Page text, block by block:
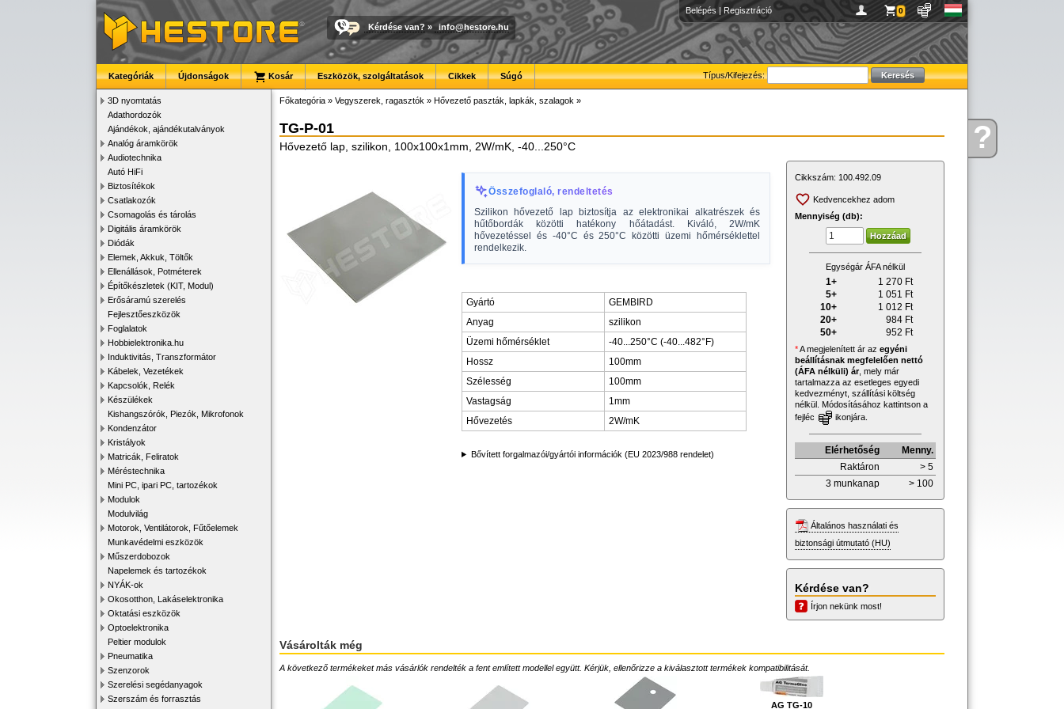
Kérdése?
Belépés | Regisztráció 0
Kérdése van? » info@hestore.hu
Típus/Kifejezés:
Kategóriák Újdonságok Kosár Eszközök, szolgáltatások Cikkek Súgó
3D nyomtatás
Adathordozók
Ajándékok, ajándékutalványok
Analóg áramkörök
Audiotechnika
Autó HiFi
Biztosítékok
Csatlakozók
Csomagolás és tárolás
Digitális áramkörök
Diódák
Elemek, Akkuk, Töltők
Ellenállások, Potméterek
Építőkészletek (KIT, Modul)
Erősáramú szerelés
Fejlesztőeszközök
Foglalatok
Hobbielektronika.hu
Induktivitás, Transzformátor
Kábelek, Vezetékek
Kapcsolók, Relék
Készülékek
Kishangszórók, Piezók, Mikrofonok
Kondenzátor
Kristályok
Matricák, Feliratok
Méréstechnika
Mini PC, ipari PC, tartozékok
Modulok
Modulvilág
Motorok, Ventilátorok, Fűtőelemek
Munkavédelmi eszközök
Műszerdobozok
Napelemek és tartozékok
NYÁK-ok
Okosotthon, Lakáselektronika
Oktatási eszközök
Optoelektronika
Peltier modulok
Pneumatika
Szenzorok
Szerelési segédanyagok
Szerszám és forrasztás
Főkategória » Vegyszerek, ragasztók » Hővezető paszták, lapkák, szalagok »
TG-P-01
Hővezető lap, szilikon, 100x100x1mm, 2W/mK, -40...250°C
Összefoglaló, rendeltetés
Szilikon hővezető lap biztosítja az elektronikai alkatrészek és
hűtőbordák közötti hatékony hőátadást. Kiváló, 2W/mK
hővezetéssel és -40°C és 250°C közötti üzemi hőmérséklettel
rendelkezik.
Gyártó
GEMBIRD
Anyag
szilikon
Üzemi hőmérséklet
-40...250°C (-40...482°F)
Hossz
100mm
Szélesség
100mm
Vastagság
1mm
Hővezetés
2W/mK
Bővített forgalmazói/gyártói információk (EU 2023/988 rendelet)
Cikkszám: 100.492.09
Kedvencekhez adom
Mennyiség (db):
Egységár ÁFA nélkül
1+ 1 270 Ft
5+
1 051 Ft
10+
1 012 Ft
20+
984 Ft
50+
952 Ft
*A megjelenített ár az egyéni
beállításnak megfelelően nettó
(ÁFA nélküli) ár, mely már
tartalmazza az esetleges egyedi
kedvezményt, szállítási költség
nélkül. Módosításához kattintson a
fejléc
ikonjára.
Elérhetőség
Menny.
Raktáron
> 5
3 munkanap
> 100
Általános használati és
biztonsági útmutató (HU)
Kérdése van?
Írjon nekünk most!
Vásárolták még
A következő termékeket más vásárlók rendelték a fent említett modellel együtt. Kérjük, ellenőrizze a kiválasztott termékek kompatibilitását.
AG TG-10